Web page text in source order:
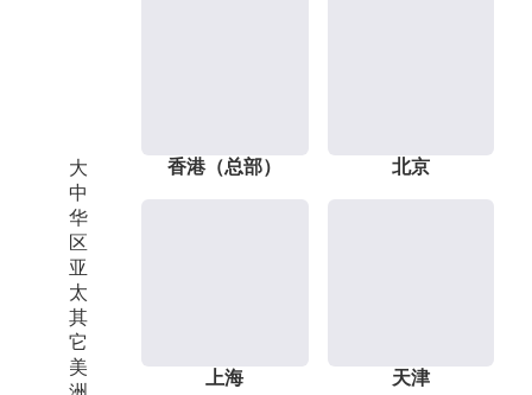
大
中
华
区
亚
太
其
它
美
香港（总部） 北京
上海 天津